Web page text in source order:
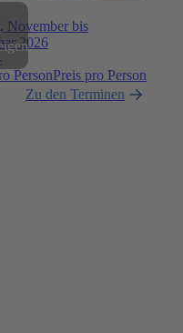
November bis
2026
PersonPreis pro Person
Zu den Terminen